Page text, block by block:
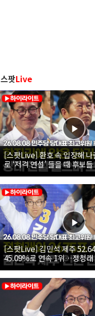
스팟Live
[스팟Live] 환호 속 입장해 나
로 ‘저격 연설’ 들을 때 후보
26.08.08 더불어민주당 당대
보 인천 합동연설회
[스팟Live] 김민석 제주
45.09%로 연속 1위…정청래
26.08.08 더불어민주당 당대
보 인천 합동연설회